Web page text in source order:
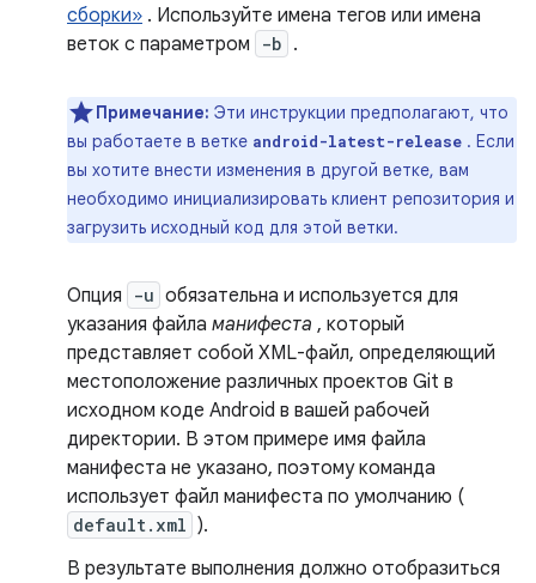
сборки» . Используйте имена тегов или имена
веток с параметром
-b .
Примечание: Эти инструкции предполагают, что
вы работаете в ветке android-latest-release . Если
вы хотите внести изменения в другой ветке, вам
необходимо инициализировать клиент репозитория и
загрузить исходный код для этой ветки.
Опция -u обязательна и используется для
указания файла манифеста , который
представляет собой XML-файл, определяющий
местоположение различных проектов Git в
исходном коде Android в вашей рабочей
директории. В этом примере имя файла
манифеста не указано, поэтому команда
использует файл манифеста по умолчанию (
default.xml ).
В результате выполнения должно отобразиться